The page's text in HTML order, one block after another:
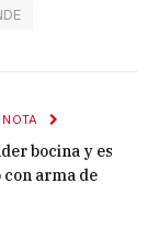
bocina y es
con arma de